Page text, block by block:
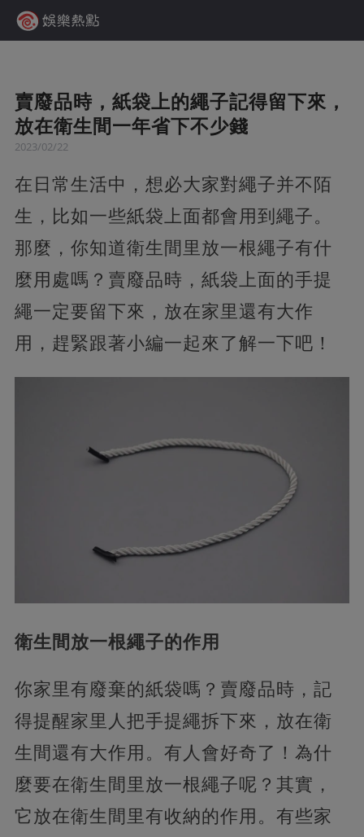
賣廢品時，紙袋上的繩子記得留下來，
放在衛生間一年省下不少錢
2023/02/22
在日常生活中，想必大家對繩子并不陌
生，比如一些紙袋上面都會用到繩子。
那麼，你知道衛生間里放一根繩子有什
麼用處嗎？賣廢品時，紙袋上面的手提
繩一定要留下來，放在家里還有大作
用，趕緊跟著小編一起來了解一下吧！
衛生間放一根繩子的作用
你家里有廢棄的紙袋嗎？賣廢品時，記
得提醒家里人把手提繩拆下來，放在衛
生間還有大作用。有人會好奇了！為什
麼要在衛生間里放一根繩子呢？其實，
它放在衛生間里有收納的作用。有些家